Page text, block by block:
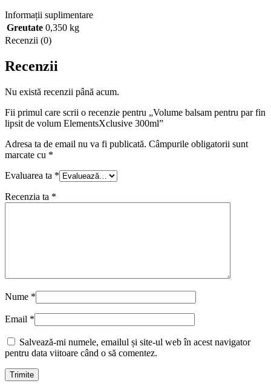
Informații suplimentare
Greutate 0,350 kg
Recenzii (0)
Recenzii
Nu există recenzii până acum.
Fii primul care scrii o recenzie pentru „Volume balsam pentru par fin
lipsit de volum ElementsXclusive 300ml”
Adresa ta de email nu va fi publicată. Câmpurile obligatorii sunt
marcate cu *
Evaluarea ta *
Recenzia ta *
Nume *
Email *
Salvează-mi numele, emailul și site-ul web în acest navigator
pentru data viitoare când o să comentez.